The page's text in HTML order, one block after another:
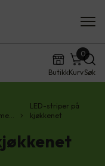
ButikkKurv
0
Søk
LED-striper på
kjøkkenet